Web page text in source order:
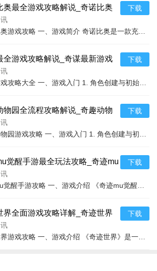
的角色，每个角色都有其独特的风格和特
更适合清新可爱、时尚潮流的搭配风格，而
动中，可能会有其他角色出现，需要根据角
戏剧情的推进，难度相对较低。在前期，
品质较高、符合关卡主题的服装即可顺利通
币和体力，手机游戏下载 在遇到难度较大的
择先完成其他较为简单的任务来提升自己。
奥最全游戏攻略解说_奇诺比奥
戏技巧通关
下载
全游戏攻略解说_奇谋最新游戏
下载
物园全流程攻略解说_奇趣动物
玩法技巧通关
下载
觉醒手游最全玩法攻略_奇迹mu
游最新技巧通关
下载
界全面游戏攻略详解_奇迹世界
戏技巧汇总
下载